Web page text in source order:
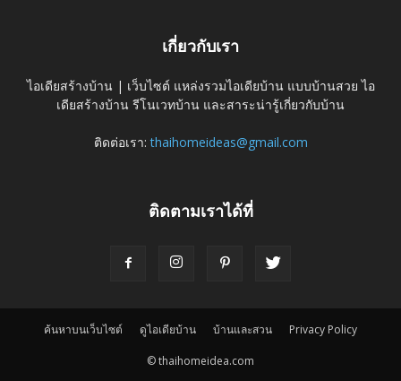
เกี่ยวกับเรา
ไอเดียสร้างบ้าน | เว็บไซต์ แหล่งรวมไอเดียบ้าน แบบบ้านสวย ไอ
เดียสร้างบ้าน รีโนเวทบ้าน และสาระน่ารู้เกี่ยวกับบ้าน
ติดต่อเรา:thaihomeideas@gmail.com
ติดตามเราได้ที่
ค้นหาบนเว็บไซต์ ดูไอเดียบ้าน บ้านและสวน Privacy Policy
© thaihomeidea.com